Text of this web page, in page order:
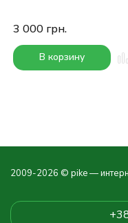
3 000 грн.
В корзину
2009-2026 © pike —